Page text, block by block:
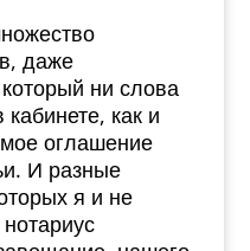
даже
ни слова
как и
оглашение
И разные
я и не